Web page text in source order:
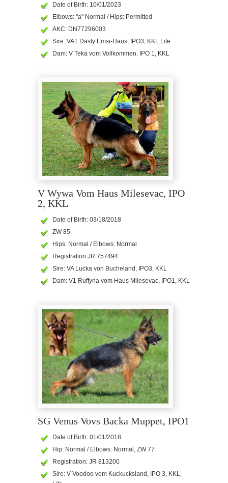
Date of Birth: 10/01/2023
Elbows: "a" Normal / Hips: Permitted
AKC: DN77296003
Sire: VA1 Dasty Emsi-Haus, IPO3, KKL Life
Dam: V Teka vom Vollkommen. IPO 1, KKL
V Wywa Vom Haus Milesevac, IPO
2, KKL
Date of Birth: 03/18/2018
ZW 85
Hips: Normal / Elbows: Normal
Registration JR 757494
Sire: VA Lucka von Bucheland, IPO3, KKL
Dam: V1 Ruffyna vom Haus Milesevac, IPO1, KKL
SG Venus Vovs Backa Muppet, IPO1
Date of Birth: 01/01/2018
Hip: Normal / Elbows: Normal, ZW 77
Registration: JR 813200
Sire: V Voodoo vom Kuckucksland, IPO 3, KKL,